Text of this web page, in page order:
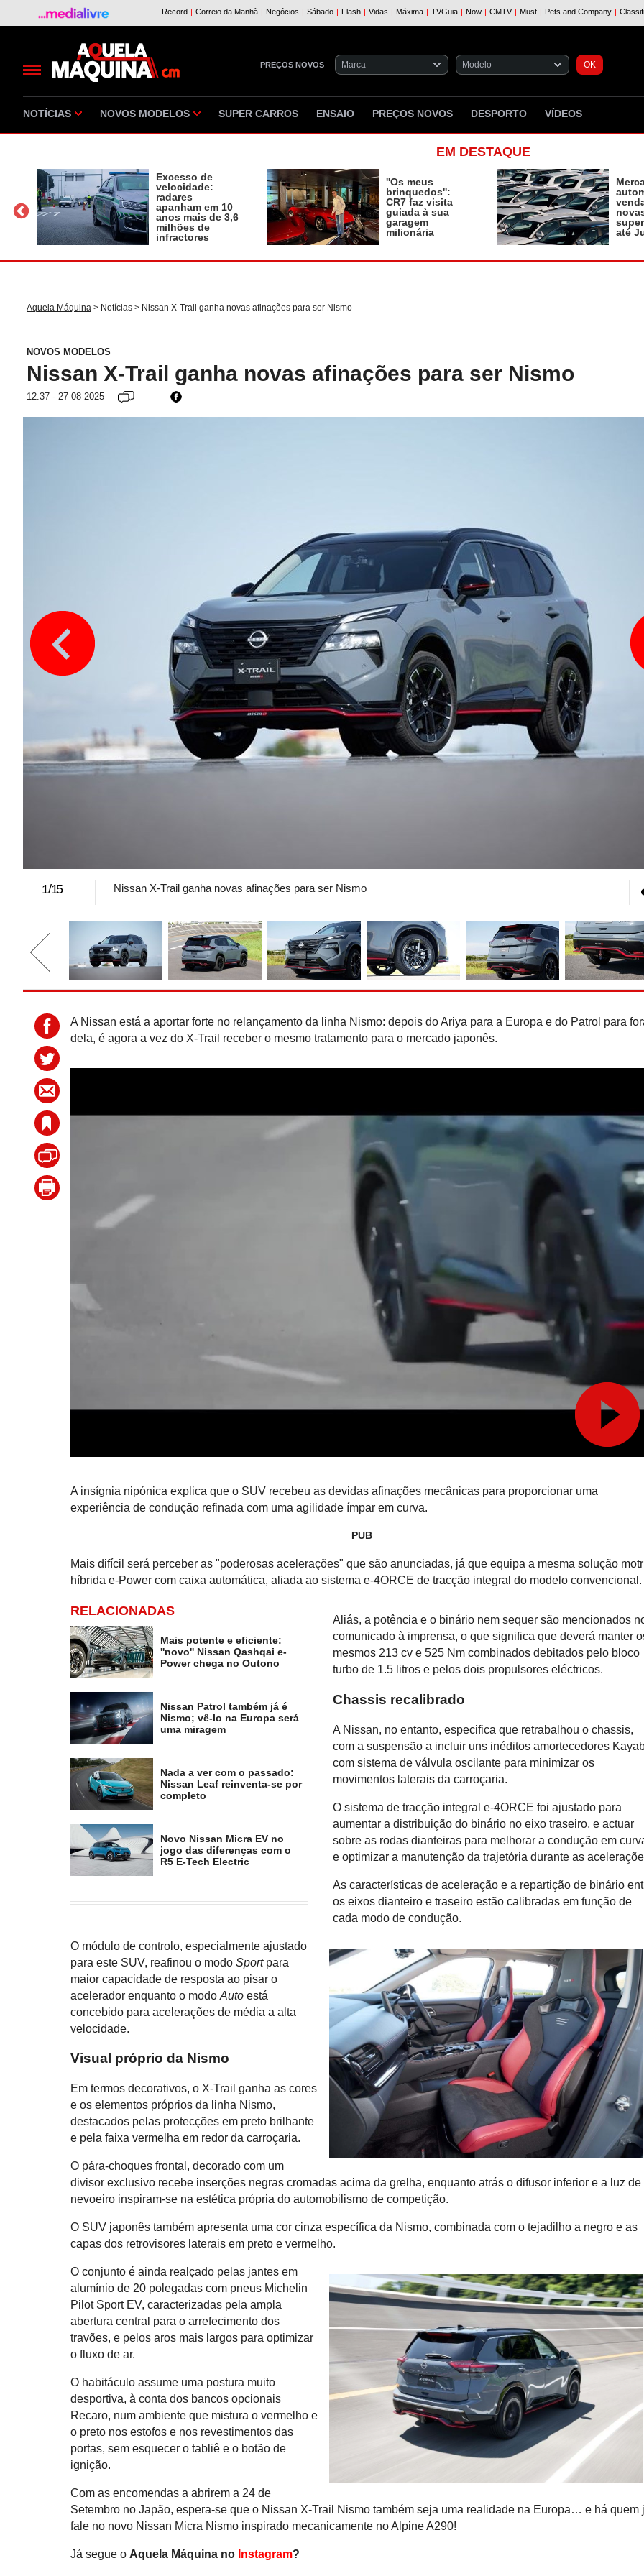
PREÇOS NOVOS
NOTÍCIAS NOVOS MODELOS SUPER CARROS ENSAIO PREÇOS NOVOS DESPORTO VÍDEOS
EM DESTAQUE
Excesso de
velocidade:
radares
apanham em 10
anos mais de 3,6
milhões de
infractores
''Os meus
brinquedos'':
CR7 faz visita
guiada à sua
garagem
milionária
até
Aquela Máquina > Notícias > Nissan X-Trail ganha novas afinações para ser Nismo
NOVOS MODELOS
Nissan X-Trail ganha novas afinações para ser Nismo
12:37 - 27-08-2025
1/15 Nissan X-Trail ganha novas afinações para ser Nismo
A Nissan está a aportar forte no relançamento da linha Nismo: depois do Ariya para a Europa e do Patrol para
dela, é agora a vez do X-Trail receber o mesmo tratamento para o mercado japonês.
A insígnia nipónica explica que o SUV recebeu as devidas afinações mecânicas para proporcionar uma
experiência de condução refinada com uma agilidade ímpar em curva.
PUB
Mais difícil será perceber as "poderosas acelerações" que são anunciadas, já que equipa a mesma solução
híbrida e-Power com caixa automática, aliada ao sistema e-4ORCE de tracção integral do modelo convencional.
RELACIONADAS
Mais potente e eficiente:
''novo'' Nissan Qashqai e-
Power chega no Outono
Nissan Patrol também já é
Nismo; vê-lo na Europa será
uma miragem
Nada a ver com o passado:
Nissan Leaf reinventa-se por
completo
Novo Nissan Micra EV no
jogo das diferenças com o
R5 E-Tech Electric
Aliás, a potência e o binário nem sequer são mencionados
comunicado à imprensa, o que significa que deverá manter
mesmos 213 cv e 525 Nm combinados debitados pelo bloco
turbo de 1.5 litros e pelos dois propulsores eléctricos.
Chassis recalibrado
A Nissan, no entanto, especifica que retrabalhou o chassis,
com a suspensão a incluir uns inéditos amortecedores
com sistema de válvula oscilante para minimizar os
movimentos laterais da carroçaria.
O sistema de tracção integral e-4ORCE foi ajustado para
aumentar a distribuição do binário no eixo traseiro, e actuar
sobre as rodas dianteiras para melhorar a condução em
e optimizar a manutenção da trajetória durante as
As características de aceleração e a repartição de binário
os eixos dianteiro e traseiro estão calibradas em função de
cada modo de condução.
O módulo de controlo, especialmente ajustado
para este SUV, reafinou o modoSportpara
maior capacidade de resposta ao pisar o
acelerador enquanto o modoAuto está
concebido para acelerações de média a alta
velocidade.
Visual próprio da Nismo
Em termos decorativos, o X-Trail ganha as cores
e os elementos próprios da linha Nismo,
destacados pelas protecções em preto brilhante
e pela faixa vermelha em redor da carroçaria.
O pára-choques frontal, decorado com um
divisor exclusivo recebe inserções negras cromadas acima da grelha, enquanto atrás o difusor inferior e a luz de
nevoeiro inspiram-se na estética própria do automobilismo de competição.
O SUV japonês também apresenta uma cor cinza específica da Nismo, combinada com o tejadilho a negro e as
capas dos retrovisores laterais em preto e vermelho.
O conjunto é ainda realçado pelas jantes em
alumínio de 20 polegadas com pneus Michelin
Pilot Sport EV, caracterizadas pela ampla
abertura central para o arrefecimento dos
travões, e pelos aros mais largos para optimizar
o fluxo de ar.
O habitáculo assume uma postura muito
desportiva, à conta dos bancos opcionais
Recaro, num ambiente que mistura o vermelho e
o preto nos estofos e nos revestimentos das
portas, sem esquecer o tabliê e o botão de
ignição.
Com as encomendas a abrirem a 24 de
Setembro no Japão, espera-se que o Nissan X-Trail Nismo também seja uma realidade na Europa… e há quem
fale no novo Nissan Micra Nismo inspirado mecanicamente no Alpine A290!
Já segue o Aquela Máquina no Instagram?
Mercedes-AMG CLA